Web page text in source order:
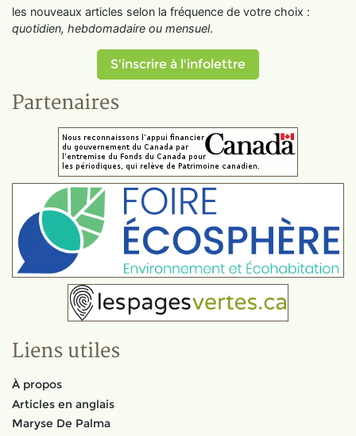
les nouveaux articles selon la fréquence de votre choix :
quotidien, hebdomadaire ou mensuel.
S'inscrire à l'infolettre
Partenaires
Liens utiles
À propos
Articles en anglais
Maryse De Palma